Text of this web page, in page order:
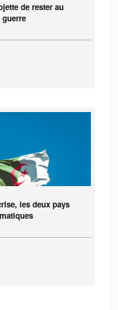
de rester au
les deux pays